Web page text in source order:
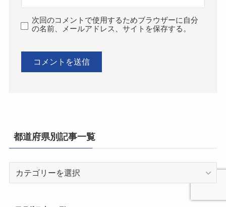
次回のコメントで使用するためブラウザーに自分
の名前、メールアドレス、サイトを保存する。
都道府県別記事一覧